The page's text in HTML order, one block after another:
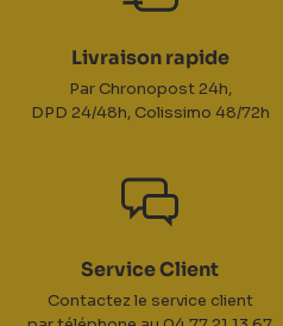
Livraison rapide
Par Chronopost 24h,
DPD 24/48h, Colissimo 48/72h
Service Client
Contactez le service client